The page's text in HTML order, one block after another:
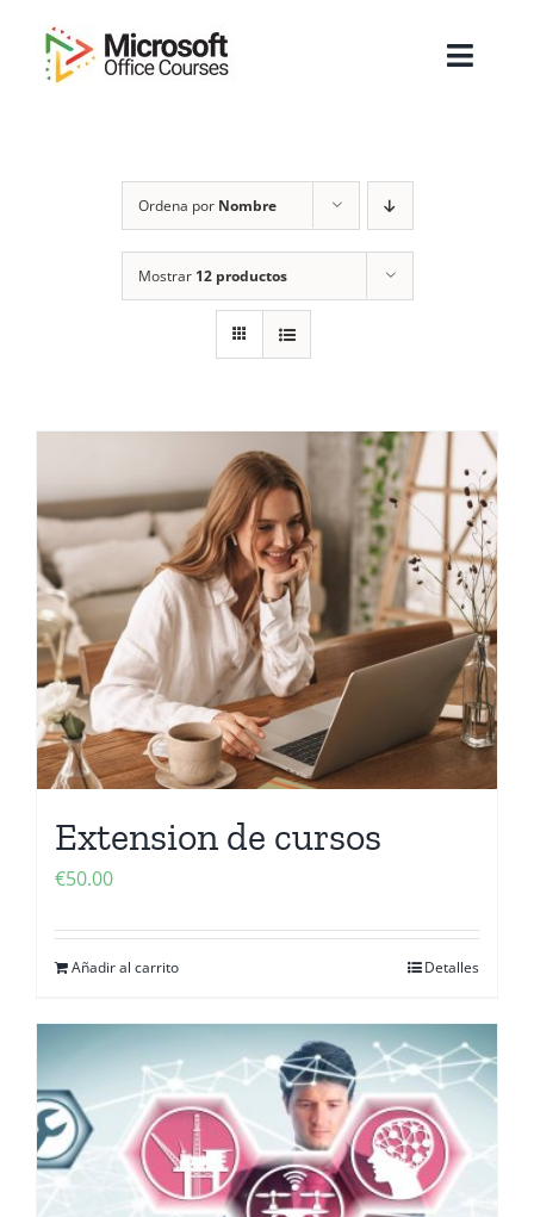
contenido
Sobre Nosotros
Cursos
Masters
Testimonios
Contactanos
Ordena por Nombre
Mostrar 12 productos
Extension de cursos
€50.00
Añadir al carrito Detalles